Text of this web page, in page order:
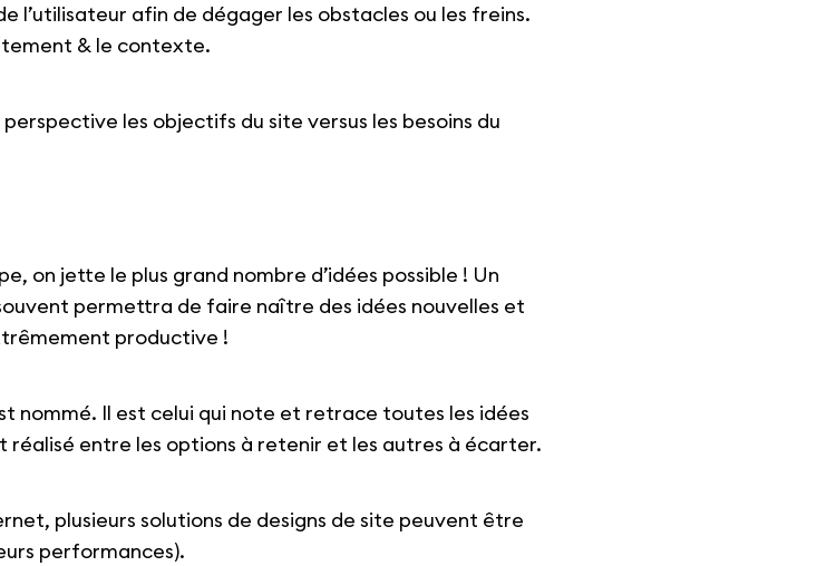
l’utilisateur afin de dégager les obstacles ou les freins.
& le contexte.
les objectifs du site versus les besoins du
on jette le plus grand nombre d’idées possible ! Un
permettra de faire naître des idées nouvelles et
productive !
nommé. Il est celui qui note et retrace toutes les idées
réalisé entre les options à retenir et les autres à écarter.
plusieurs solutions de designs de site peuvent être
performances).